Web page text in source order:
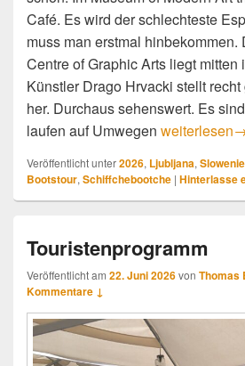
Café. Es wird der schlechteste
muss man erstmal hinbekommen.
Centre of Graphic Arts liegt mitten
Künstler Drago Hrvacki stellt
her. Durchaus sehenswert. Es
laufen auf Umwegen Kultur
weiterlesen
Veröffentlicht unter2026, Ljubljana,
Bootstour, Schiffchebootche | Hinterlasse
Touristenprogramm
Veröffentlicht am 22. Juni 2026von Thomas
Kommentare ↓